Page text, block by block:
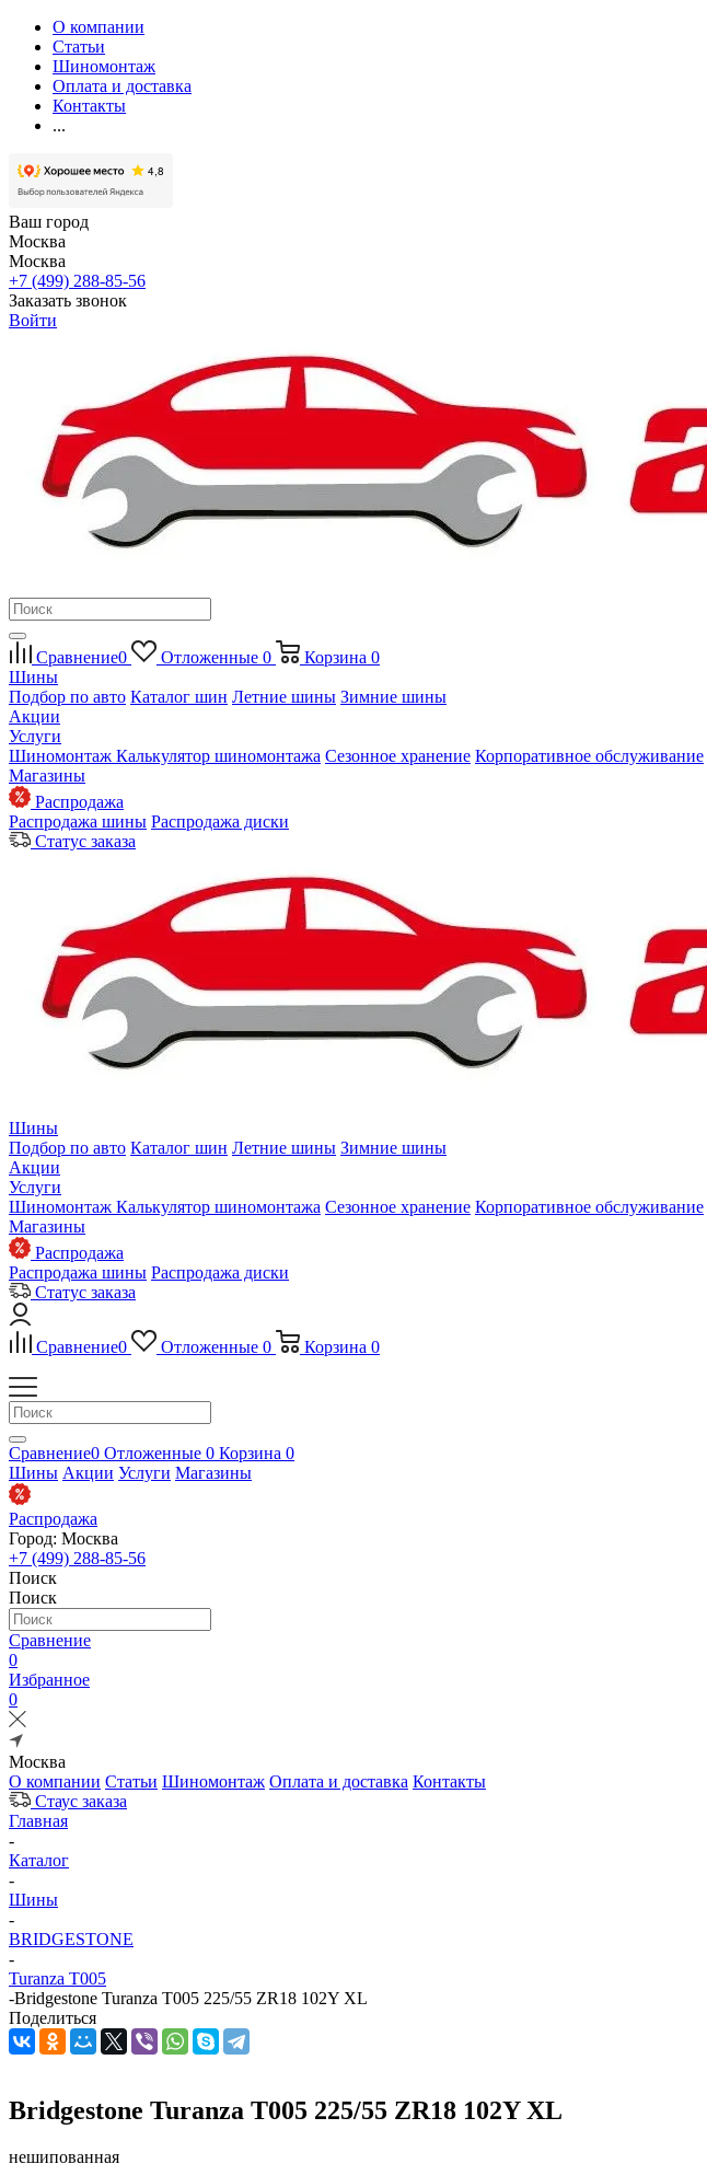
О компании
Статьи
Шиномонтаж
Оплата и доставка
Контакты
...
Ваш город
Москва
Москва
+7 (499) 288-85-56
Заказать звонок
Войти
Сравнение0 Отложенные 0 Корзина 0
Шины
Подбор по авто Каталог шин Летние шины Зимние шины
Акции
Услуги
Шиномонтаж Калькулятор шиномонтажа Сезонное хранение Корпоративное обслуживание
Магазины
Распродажа
Распродажа шины Распродажа диски
Статус заказа
Шины
Подбор по авто Каталог шин Летние шины Зимние шины
Акции
Услуги
Шиномонтаж Калькулятор шиномонтажа Сезонное хранение Корпоративное обслуживание
Магазины
Распродажа
Распродажа шины Распродажа диски
Статус заказа
Сравнение0 Отложенные 0 Корзина 0
Сравнение0 Отложенные 0 Корзина 0
Шины Акции Услуги Магазины
Распродажа
Город: Москва
+7 (499) 288-85-56
Поиск
Поиск
Сравнение
0
Избранное
0
Москва
О компании Статьи Шиномонтаж Оплата и доставка Контакты
Стаус заказа
Главная
-
Каталог
-
Шины
-
BRIDGESTONE
-
Turanza T005
-Bridgestone Turanza T005 225/55 ZR18 102Y XL
Поделиться
Bridgestone Turanza T005 225/55 ZR18 102Y XL
нешипованная